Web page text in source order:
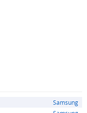
Samsung